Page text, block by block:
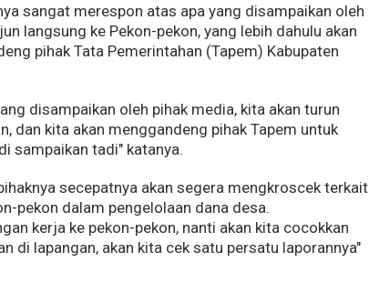
sangat merespon atas apa yang disampaikan oleh
langsung ke Pekon-pekon, yang lebih dahulu akan
pihak Tata Pemerintahan (Tapem) Kabupaten
disampaikan oleh pihak media, kita akan turun
dan kita akan menggandeng pihak Tapem untuk
sampaikan tadi" katanya.
secepatnya akan segera mengkroscek terkait
pekon dalam pengelolaan dana desa.
kerja ke pekon-pekon, nanti akan kita cocokkan
di lapangan, akan kita cek satu persatu laporannya"